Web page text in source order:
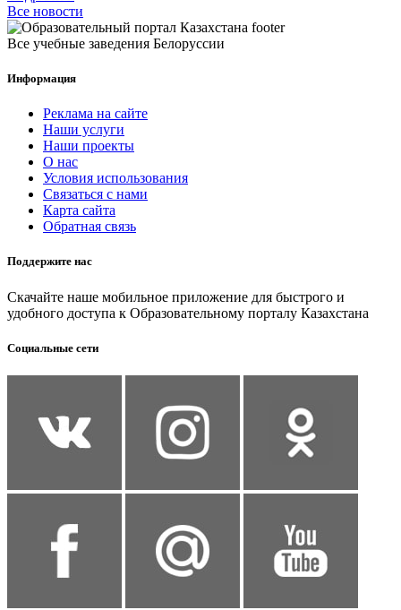
Все новости
Все учебные заведения Белоруссии
Информация
Реклама на сайте
Наши услуги
Наши проекты
О нас
Условия использования
Связаться с нами
Карта сайта
Обратная связь
Поддержите нас
Скачайте наше мобильное приложение для быстрого и
удобного доступа к Образовательному порталу Казахстана
Социальные сети